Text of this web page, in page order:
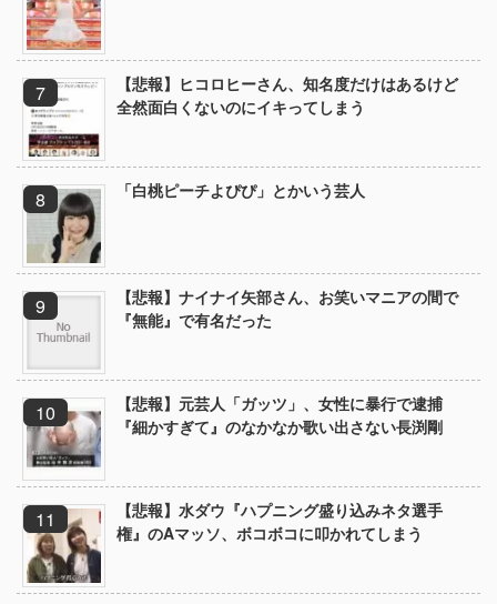
【悲報】ヒコロヒーさん、知名度だけはあるけど
全然面白くないのにイキってしまう
「白桃ピーチよぴぴ」とかいう芸人
【悲報】ナイナイ矢部さん、お笑いマニアの間で
『無能』で有名だった
【悲報】元芸人「ガッツ」、女性に暴行で逮捕
『細かすぎて』のなかなか歌い出さない長渕剛
【悲報】水ダウ『ハプニング盛り込みネタ選手
権』のAマッソ、ボコボコに叩かれてしまう